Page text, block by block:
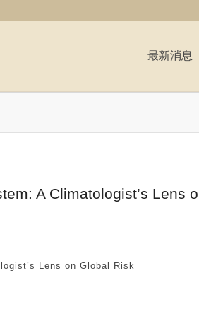
最新消息
A Climatologist’s Lens
Lens on Global Risk